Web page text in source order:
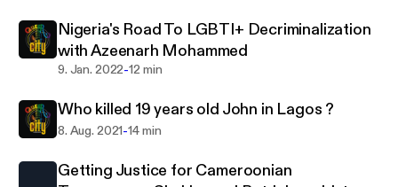
Nigeria's Road To LGBTI+ Decriminalization
with Azeenarh Mohammed
9. Jan. 2022-12 min
Who killed 19 years old John in Lagos ?
8. Aug. 2021-14 min
Getting Justice for Cameroonian